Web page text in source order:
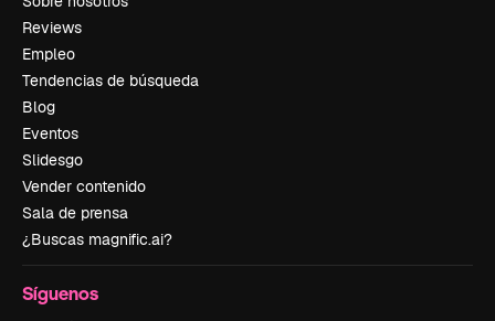
Reviews
Empleo
Tendencias de búsqueda
Blog
Eventos
Slidesgo
Vender contenido
Sala de prensa
¿Buscas magnific.ai?
Síguenos